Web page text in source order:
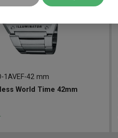
1AVEF-42 mm
World Time 42mm